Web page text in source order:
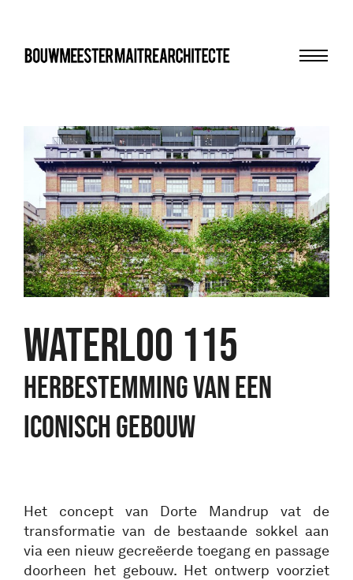
bma
Waterloo 115
HERBESTEMMING VAN EEN
ICONISCH GEBOUW
Het concept van Dorte Mandrup vat de
transformatie van de bestaande sokkel aan
via een nieuw gecreëerde toegang en passage
doorheen het gebouw. Het ontwerp voorziet